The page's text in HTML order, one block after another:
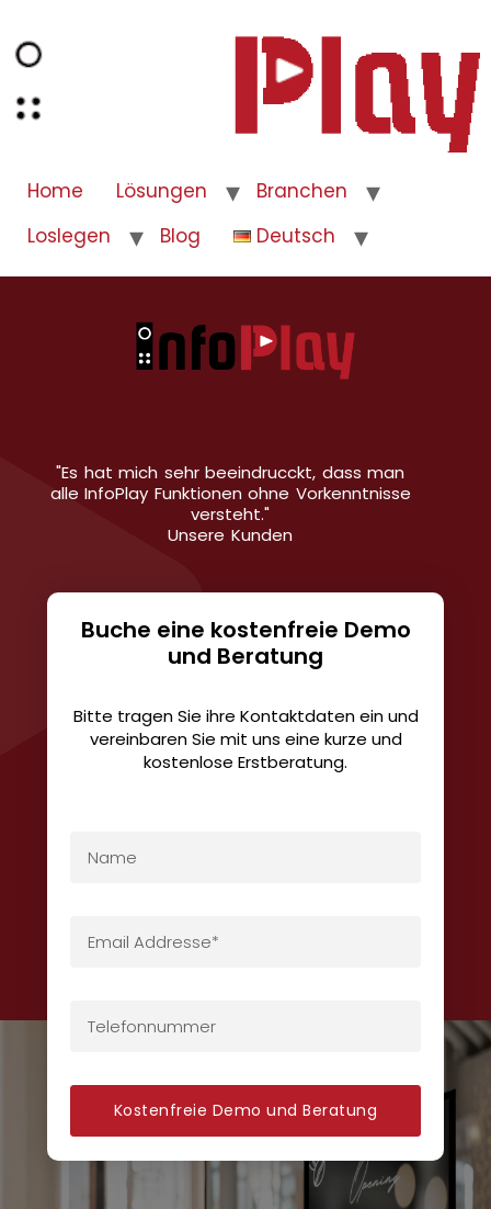
Home Lösungen
Branchen
Loslegen
Blog Deutsch
"Es hat mich sehr beeindrucckt, dass man
alle InfoPlay Funktionen ohne Vorkenntnisse
versteht."
Unsere Kunden
Buche eine kostenfreie Demo
und Beratung
Bitte tragen Sie ihre Kontaktdaten ein und
vereinbaren Sie mit uns eine kurze und
kostenlose Erstberatung.
Kostenfreie Demo und Beratung